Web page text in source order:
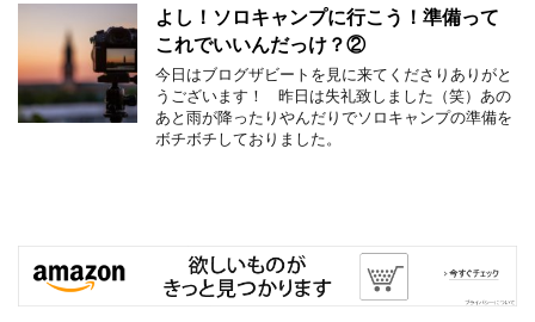
よし！ソロキャンプに行こう！準備って
これでいいんだっけ？②
今日はブログザビートを見に来てくださりありがと
うございます！ 昨日は失礼致しました（笑）あの
あと雨が降ったりやんだりでソロキャンプの準備を
ボチボチしておりました。